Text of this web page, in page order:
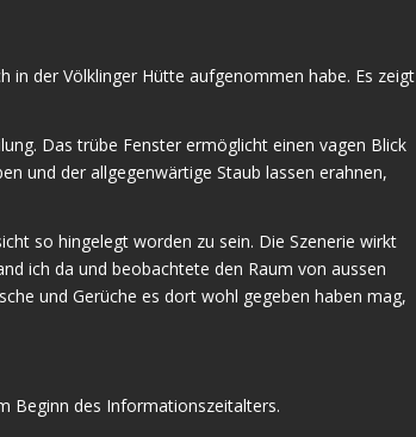
in der Völklinger Hütte aufgenommen habe. Es zeigt
Das trübe Fenster ermöglicht einen vagen Blick
und der allgegenwärtige Staub lassen erahnen,
so hingelegt worden zu sein. Die Szenerie wirkt
ich da und beobachtete den Raum von aussen
und Gerüche es dort wohl gegeben haben mag,
Beginn des Informationszeitalters.